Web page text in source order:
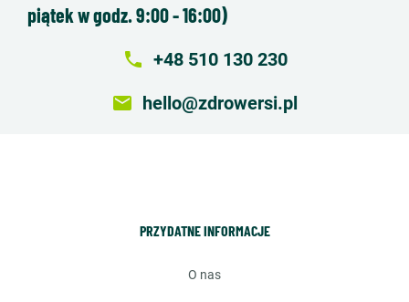
piątek w godz. 9:00 - 16:00)
local_phone +48 510 130 230
email hello@zdrowersi.pl
PRZYDATNE INFORMACJE
o nas